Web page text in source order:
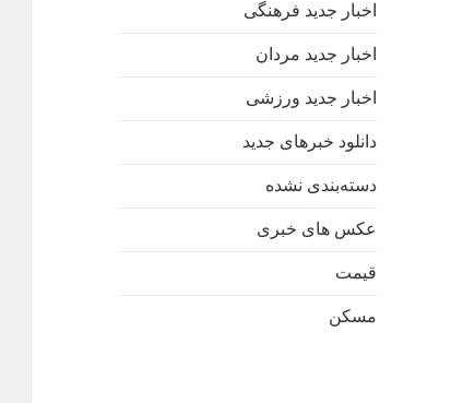
اخبار جدید فرهنگی
اخبار جدید مردان
اخبار جدید ورزشی
دانلود خبرهای جدید
دسته‌بندی نشده
عکس های خبری
قیمت
مسکن